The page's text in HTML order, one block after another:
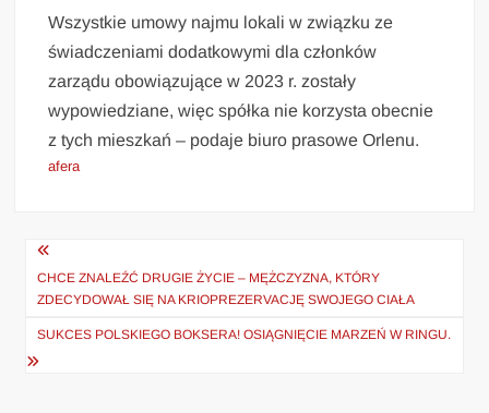
Wszystkie umowy najmu lokali w związku ze
świadczeniami dodatkowymi dla członków
zarządu obowiązujące w 2023 r. zostały
wypowiedziane, więc spółka nie korzysta obecnie
z tych mieszkań – podaje biuro prasowe Orlenu.
afera
Nawigacja
wpisu
CHCE ZNALEŹĆ DRUGIE ŻYCIE – MĘŻCZYZNA, KTÓRY
ZDECYDOWAŁ SIĘ NA KRIOPREZERVACJĘ SWOJEGO CIAŁA
SUKCES POLSKIEGO BOKSERA! OSIĄGNIĘCIE MARZEŃ W RINGU.